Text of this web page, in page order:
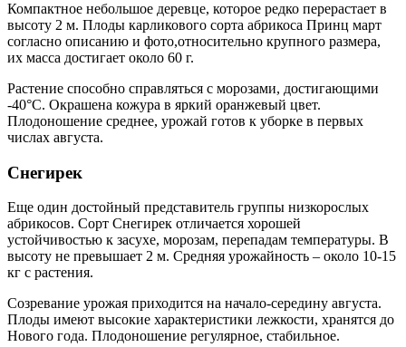
Компактное небольшое деревце, которое редко перерастает в
высоту 2 м. Плоды карликового сорта абрикоса Принц март
согласно описанию и фото,относительно крупного размера,
их масса достигает около 60 г.
Растение способно справляться с морозами, достигающими
-40°С. Окрашена кожура в яркий оранжевый цвет.
Плодоношение среднее, урожай готов к уборке в первых
числах августа.
Снегирек
Еще один достойный представитель группы низкорослых
абрикосов. Сорт Снегирек отличается хорошей
устойчивостью к засухе, морозам, перепадам температуры. В
высоту не превышает 2 м. Средняя урожайность – около 10-15
кг с растения.
Созревание урожая приходится на начало-середину августа.
Плоды имеют высокие характеристики лежкости, хранятся до
Нового года. Плодоношение регулярное, стабильное.